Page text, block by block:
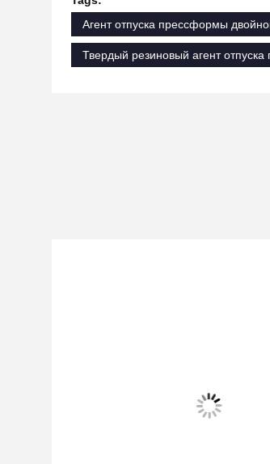
Агент отпуска прессформы
Твердый резиновый агент